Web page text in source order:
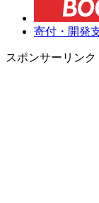
寄付・開発
スポンサーリンク